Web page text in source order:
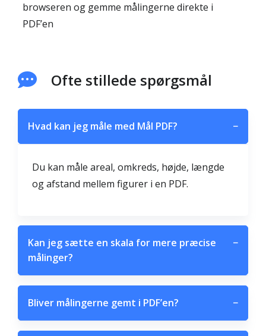
browseren og gemme målingerne direkte i
PDF’en
Ofte stillede spørgsmål
Hvad kan jeg måle med Mål PDF? −
Du kan måle areal, omkreds, højde, længde
og afstand mellem figurer i en PDF.
Kan jeg sætte en skala for mere præcise
målinger?
−
Bliver målingerne gemt i PDF’en? −